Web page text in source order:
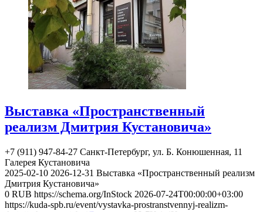
Выставка «Пространственный
реализм Дмитрия Кустановича»
+7 (911) 947-84-27 Санкт-Петербург, ул. Б. Конюшенная, 11
Галерея Кустановича
2025-02-10 2026-12-31 Выставка «Пространственный реализм
Дмитрия Кустановича»
0 RUB https://schema.org/InStock 2026-07-24T00:00:00+03:00
https://kuda-spb.ru/event/vystavka-prostranstvennyj-realizm-